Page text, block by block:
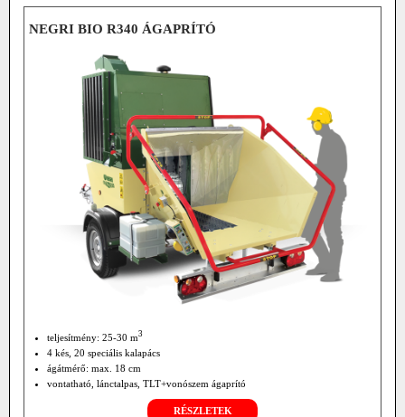
NEGRI BIO R340 ÁGAPRÍTÓ
teljesítmény: 25-30 m3
4 kés, 20 speciális kalapács
ágátmérő: max. 18 cm
vontatható, lánctalpas, TLT+vonószem ágaprító
RÉSZLETEK